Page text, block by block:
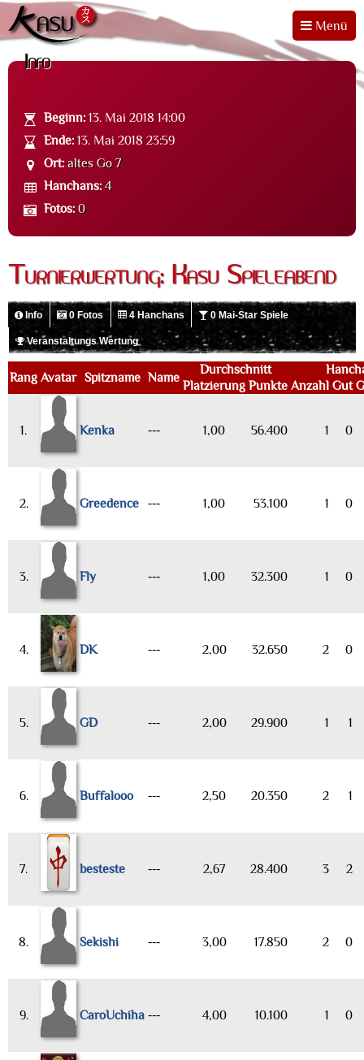
Menü
Info
Beginn: 13. Mai 2018 14:00
Ende: 13. Mai 2018 23:59
Ort: altes Go 7
Hanchans: 4
Fotos: 0
Turnierwertung: Kasu Spieleabend
Info 0 Fotos 4 Hanchans 0 Mai-Star Spiele
Veranstaltungs Wertung
Rang Avatar Spitzname Name
Durchschnitt
Platzierung Punkte Anzahl Gut
1. Kenka --- 1,00 56.400 1 0
2. Greedence --- 1,00 53.100 1 0
3. Fly --- 1,00 32.300 1 0
4. DK --- 2,00 32.650 2 0
5. GD --- 2,00 29.900 1 1
6. Buffalooo --- 2,50 20.350 2 1
7. besteste --- 2,67 28.400 3 2
8. Sekishi --- 3,00 17.850 2 0
9. CaroUchiha --- 4,00 10.100 1 0